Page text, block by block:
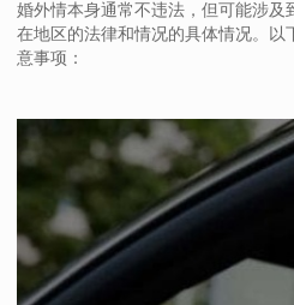
婚外情本身通常不违法，但可能涉及
在地区的法律和情况的具体情况。以
意事项：